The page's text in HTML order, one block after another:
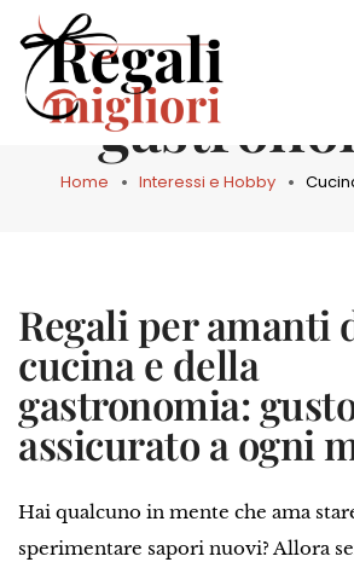
Cucina e
Home Interessi e Hobby
Regali per amanti
cucina e della
gastronomia:
assicurato a ogni
Hai qualcuno in mente che ama
sperimentare sapori nuovi? Allora